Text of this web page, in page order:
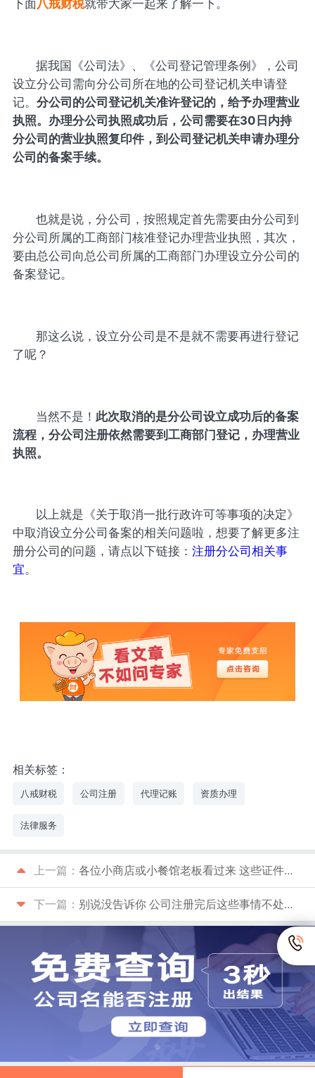
下面八戒财税就带大家一起来了解一下。
据我国《公司法》、《公司登记管理条例》，公司
设立分公司需向分公司所在地的公司登记机关申请登
记。 分公司的公司登记机关准许登记的，给予办理营业
执照。办理分公司执照成功后，公司需要在30日内持
分公司的营业执照复印件，到公司登记机关申请办理分
公司的备案手续。
也就是说，分公司，按照规定首先需要由分公司到
分公司所属的工商部门核准登记办理营业执照，其次，
要由总公司向总公司所属的工商部门办理设立分公司的
备案登记。
那这么说，设立分公司是不是就不需要再进行登记
了呢？
当然不是！ 此次取消的是分公司设立成功后的备案
流程，分公司注册依然需要到工商部门登记，办理营业
执照。
以上就是《关于取消一批行政许可等事项的决定》
中取消设立分公司备案的相关问题啦，想要了解更多注
册分公司的问题，请点以下链接： 注册分公司相关事
宜。
相关标签：
八戒财税 公司注册 代理记账 资质办理
法律服务
上一篇： 各位小商店或小餐馆老板看过来 这些证件缺一不可
下一篇： 别说没告诉你 公司注册完后这些事情不处理 就等着吃大亏吧